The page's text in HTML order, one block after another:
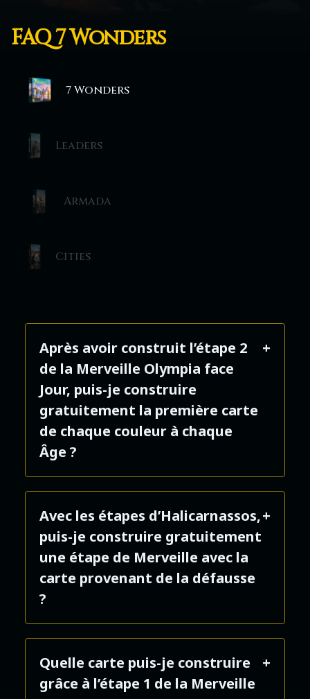
FAQ 7 Wonders
7 Wonders
Leaders
Armada
Cities
Après avoir construit l’étape 2
de la Merveille Olympia face
Jour, puis-je construire
gratuitement la première carte
de chaque couleur à chaque
Âge ?
gratuitement uniquement la
première carte Âge de chaque
couleur que vous n’avez pas
encore dans votre Cité,
cours. Si vous avez déjà construit
une carte Bleue dans votre Cité,
vous ne pouvez donc pas
Avec les étapes d’Halicarnassos,
puis-je construire gratuitement
une étape de Merveille avec la
carte provenant de la défausse
?
Quelle carte puis-je construire
grâce à l’étape 1 de la Merveille